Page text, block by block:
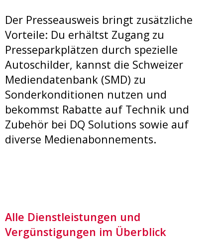
Der Presseausweis bringt zusätzliche
Vorteile: Du erhältst Zugang zu
Presseparkplätzen durch spezielle
Autoschilder, kannst die Schweizer
Mediendatenbank (SMD) zu
Sonderkonditionen nutzen und
bekommst Rabatte auf Technik und
Zubehör bei DQ Solutions sowie auf
diverse Medienabonnements.
Alle Dienstleistungen und
Vergünstigungen im Überblick